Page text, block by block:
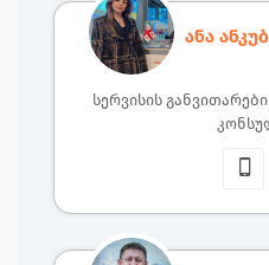
ანა
სერვისის